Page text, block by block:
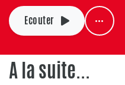
Ecouter
A la suite...